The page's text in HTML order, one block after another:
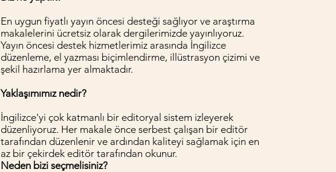
En uygun fiyatlı yayın öncesi desteği sağlıyor ve araştırma
makalelerini ücretsiz olarak dergilerimizde yayınlıyoruz.
Yayın öncesi destek hizmetlerimiz arasında İngilizce
düzenleme, el yazması biçimlendirme, illüstrasyon çizimi ve
şekil hazırlama yer almaktadır.
Yaklaşımımız nedir?
İngilizce'yi çok katmanlı bir editoryal sistem izleyerek
düzenliyoruz. Her makale önce serbest çalışan bir editör
tarafından düzenlenir ve ardından kaliteyi sağlamak için en
az bir çekirdek editör tarafından okunur.
Neden bizi seçmelisiniz?